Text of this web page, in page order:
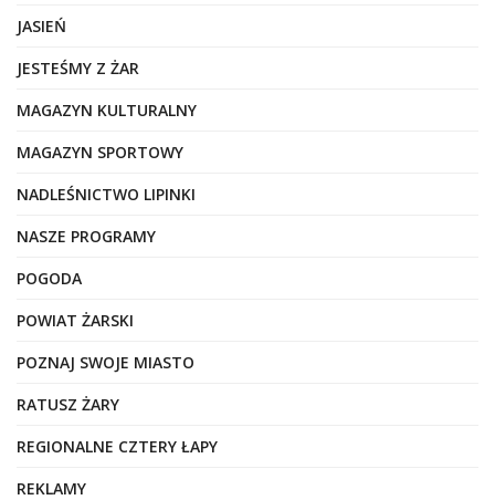
JASIEŃ
JESTEŚMY Z ŻAR
MAGAZYN KULTURALNY
MAGAZYN SPORTOWY
NADLEŚNICTWO LIPINKI
NASZE PROGRAMY
POGODA
POWIAT ŻARSKI
POZNAJ SWOJE MIASTO
RATUSZ ŻARY
REGIONALNE CZTERY ŁAPY
REKLAMY